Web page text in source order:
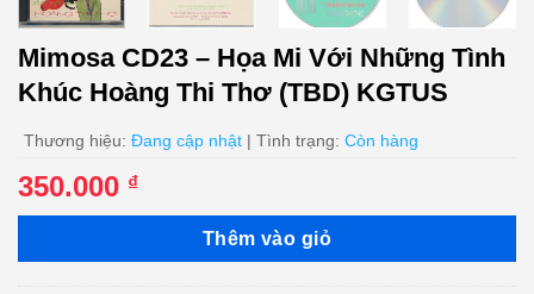
Mimosa CD23 – Họa Mi Với Những Tình
Khúc Hoàng Thi Thơ (TBD) KGTUS
Thương hiệu: Đang cập nhật | Tình trạng: Còn hàng
350.000 ₫
Thêm vào giỏ